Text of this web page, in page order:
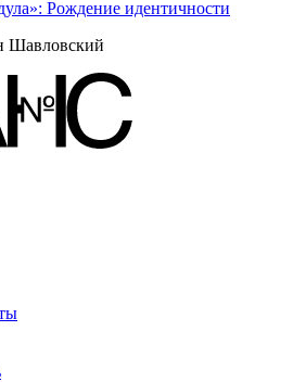
Рождение идентичности
Шавловский